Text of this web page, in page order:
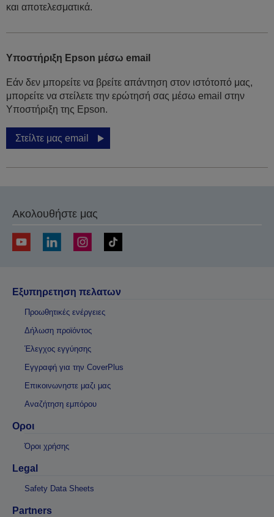
και αποτελεσματικά.
Υποστήριξη Epson μέσω email
Εάν δεν μπορείτε να βρείτε απάντηση στον ιστότοπό μας,
μπορείτε να στείλετε την ερώτησή σας μέσω email στην
Υποστήριξη της Epson.
Στείλτε μας email
Ακολουθήστε μας
Εξυπηρετηση πελατων
Προωθητικές ενέργειες
Δήλωση προϊόντος
Έλεγχος εγγύησης
Εγγραφή για την CoverPlus
Επικοινωνηστε μαζι μας
Αναζήτηση εμπόρου
Οροι
Όροι χρήσης
Legal
Safety Data Sheets
Partners